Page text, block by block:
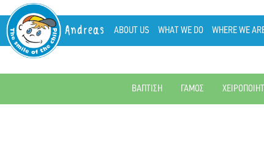
Andreas ABOUT US WHAT WE DO WHERE WE
ΒΑΠΤΙΣΗ ΓΑΜΟΣ